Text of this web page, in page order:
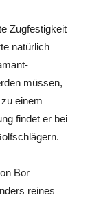
Zugfestigkeit
natürlich
müssen,
einem
findet er bei
Bor
reines